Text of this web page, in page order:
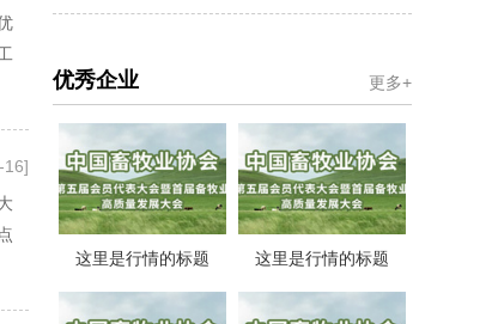
16]
优秀企业 更多+
这里是行情的标题 这里是行情的标题